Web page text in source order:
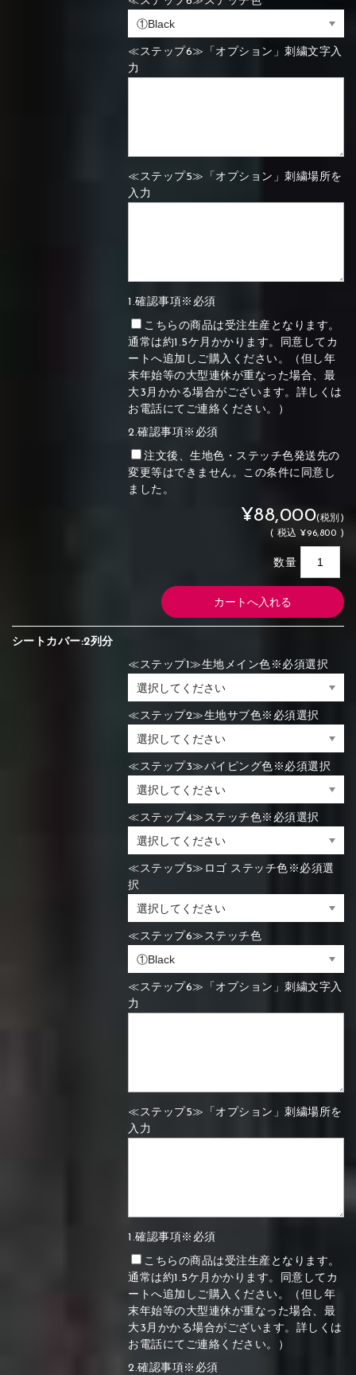
≪ステップ6≫「オプション」刺繍文字入
力
≪ステップ5≫「オプション」刺繍場所を
入力
1.確認事項※必須
こちらの商品は受注生産となります。
通常は約1.5ケ月かかります。同意してカ
ートへ追加しご購入ください。（但し年
末年始等の大型連休が重なった場合、最
大3月かかる場合がございます。詳しくは
お電話にてご連絡ください。）
2.確認事項※必須
注文後、生地色・ステッチ色発送先の
変更等はできません。この条件に同意し
ました。
¥88,000(税別)
( 税込 ¥96,800 )
数量
シートカバー:2列分
≪ステップ1≫生地メイン色※必須選択
≪ステップ2≫生地サブ色※必須選択
≪ステップ3≫パイピング色※必須選択
≪ステップ4≫ステッチ色※必須選択
≪ステップ5≫ロゴ ステッチ色※必須選
択
≪ステップ6≫ステッチ色
≪ステップ6≫「オプション」刺繍文字入
力
≪ステップ5≫「オプション」刺繍場所を
入力
1.確認事項※必須
こちらの商品は受注生産となります。
通常は約1.5ケ月かかります。同意してカ
ートへ追加しご購入ください。（但し年
末年始等の大型連休が重なった場合、最
大3月かかる場合がございます。詳しくは
お電話にてご連絡ください。）
2.確認事項※必須